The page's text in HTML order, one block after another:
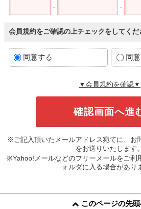
- -
会員規約をご確認の上チェックをしてくだ
同意する 同
▼会員規約を確認▼
※ご記入頂いたメールアドレス宛てに、お
をお送りいたします。
※Yahoo!メールなどのフリーメールをご利
ォルダに入る場合があり
このページの先